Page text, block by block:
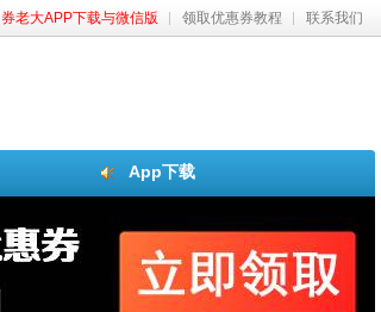
券老大APP下载与微信版 领取优惠券教程 联系我们
App下载